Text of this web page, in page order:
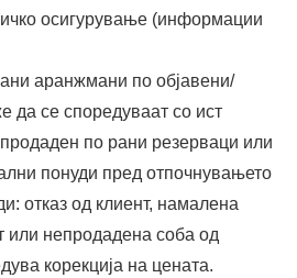
осигурување (информации
аранжмани по објавени/
да се споредуваат со ист
по рани резерваци или
понуди пред отпочнувањето
отказ од клиент, намалена
или непродадена соба од
корекција на цената.